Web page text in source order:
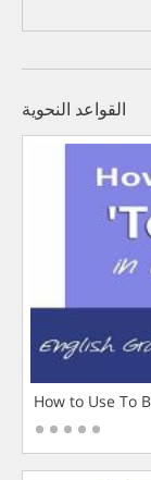
القواعد النحوية
How to Use To